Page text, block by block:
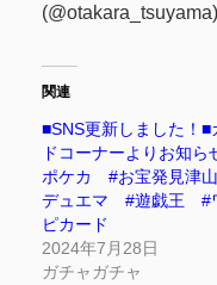
(@otakara_tsuyama)
関連
■SNS更新しました！■
ドコーナーよりお知ら
ポケカ #お宝発見津
デュエマ #遊戯王 #
ピカード
2024年7月28日
ガチャガチャ